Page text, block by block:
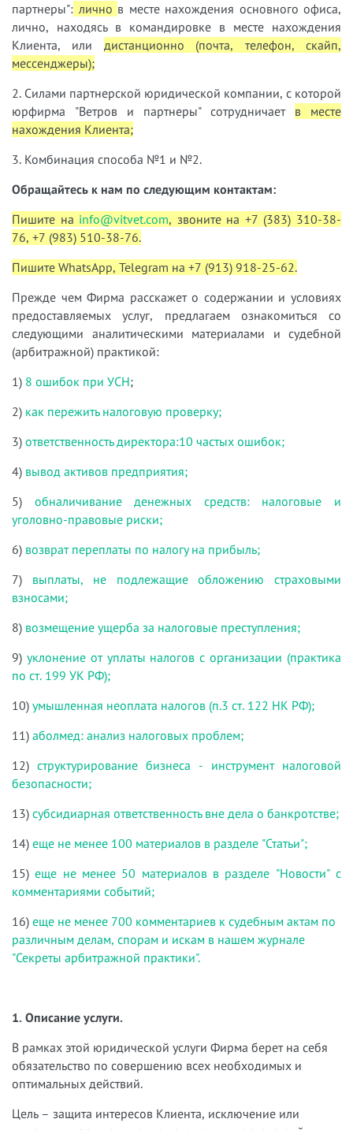
партнеры": лично в месте нахождения основного офиса,
лично, находясь в командировке в месте нахождения
Клиента, или дистанционно (почта, телефон, скайп,
мессенджеры);
2. Силами партнерской юридической компании, с которой
юрфирма "Ветров и партнеры" сотрудничает в месте
нахождения Клиента;
3. Комбинация способа №1 и №2.
Обращайтесь к нам по следующим контактам:
Пишите на info@vitvet.com, звоните на +7 (383) 310-38-
76, +7 (983) 510-38-76.
Пишите WhatsApp, Telegram на +7 (913) 918-25-62.
Прежде чем Фирма расскажет о содержании и условиях
предоставляемых услуг, предлагаем ознакомиться со
следующими аналитическими материалами и судебной
(арбитражной) практикой:
1) 8 ошибок при УСН;
2) как пережить налоговую проверку;
3) ответственность директора:10 частых ошибок;
4) вывод активов предприятия;
5) обналичивание денежных средств: налоговые и
уголовно-правовые риски;
6) возврат переплаты по налогу на прибыль;
7) выплаты, не подлежащие обложению страховыми
взносами;
8) возмещение ущерба за налоговые преступления;
9) уклонение от уплаты налогов с организации (практика
по ст. 199 УК РФ);
10) умышленная неоплата налогов (п.3 ст. 122 НК РФ);
11) аболмед: анализ налоговых проблем;
12) структурирование бизнеса - инструмент налоговой
безопасности;
13) субсидиарная ответственность вне дела о банкротстве;
14) еще не менее 100 материалов в разделе "Статьи";
15)еще не менее 50 материалов в разделе "Новости" с
комментариями событий;
16) еще не менее 700 комментариев к судебным актам по
различным делам, спорам и искам в нашем журнале
"Секреты арбитражной практики".
1. Описание услуги.
В рамках этой юридической услуги Фирма берет на себя
обязательство по совершению всех необходимых и
оптимальных действий.
Цель – защита интересов Клиента, исключение или